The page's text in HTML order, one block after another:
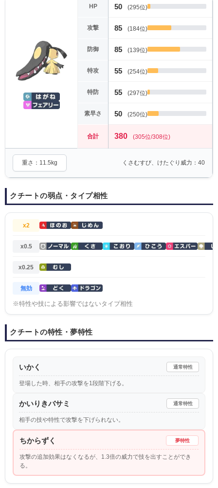
HP 50 (295位)
攻撃 85 (184位)
防御 85 (139位)
特攻 55 (254位)
特防 55 (297位)
素早さ 50 (250位)
合計 380 (305位/308位)
重さ：11.5kg くさむすび、けたぐり威力：40
クチートの弱点・タイプ相性
x2
x0.5
x0.25
無効
※特性や技による影響ではないタイプ相性
クチートの特性・夢特性
いかく 通常特性
登場した時、相手の攻撃を1段階下げる。
かいりきバサミ 通常特性
相手の技や特性で攻撃を下げられない。
ちからずく 夢特性
攻撃の追加効果はなくなるが、1.3倍の威力で技を出すことができ
る。